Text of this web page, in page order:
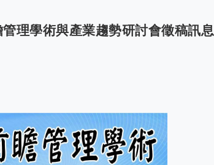
理學術與產業趨勢研討會徵稿訊息